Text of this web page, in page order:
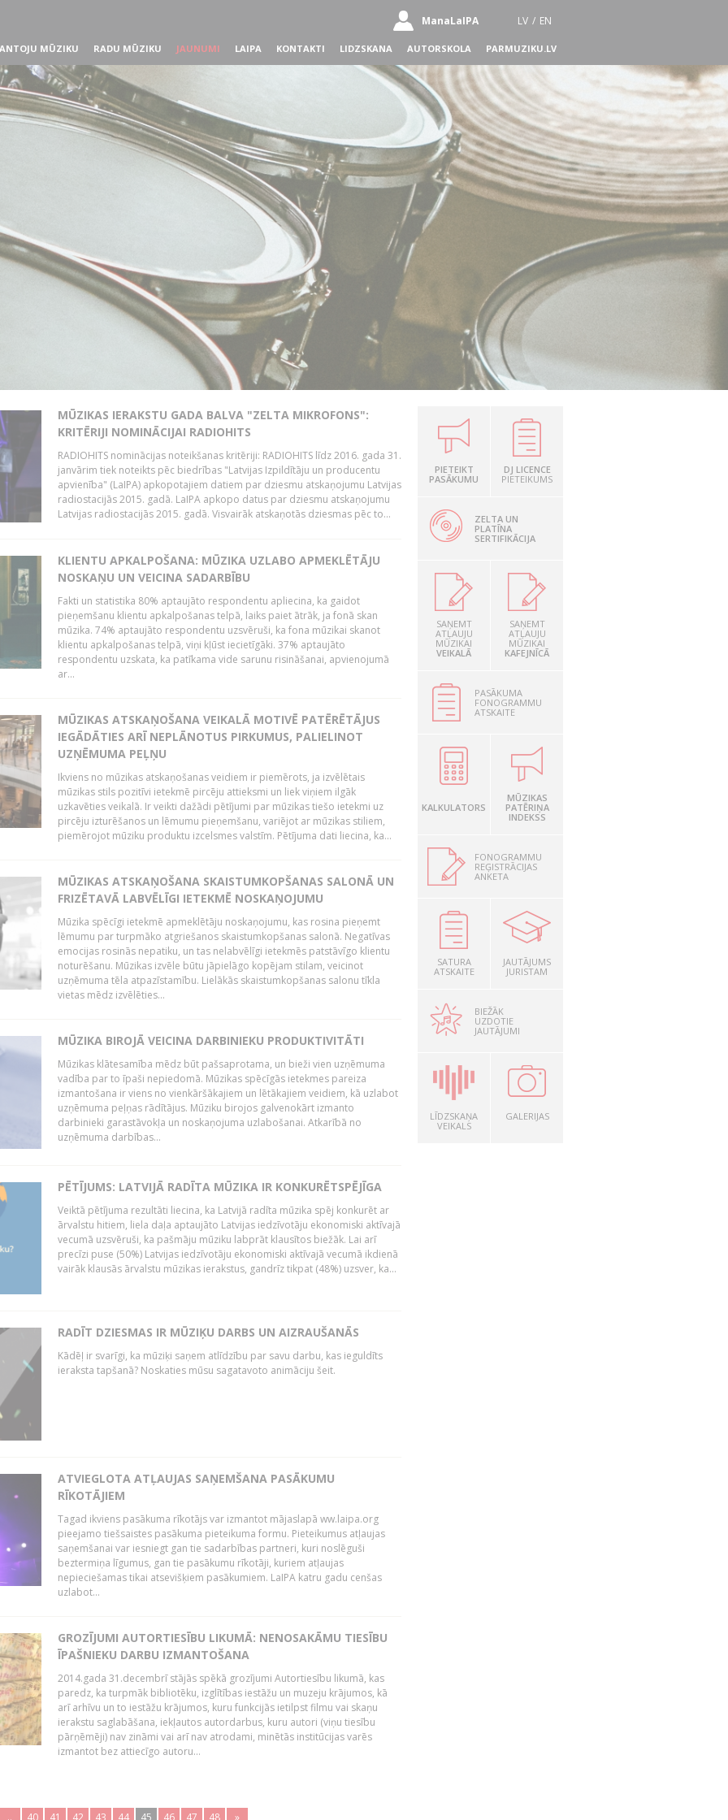
ManaLaIPA LV / EN
MŪZIKU RADU MŪZIKU JAUNUMI LAIPA KONTAKTI LIDZSKANA AUTORSKOLA PARMUZIKU.LV
MŪZIKAS IERAKSTU GADA BALVA "ZELTA MIKROFONS":
KRITĒRIJI NOMINĀCIJAI RADIOHITS
RADIOHITS nominācijas noteikšanas kritēriji: RADIOHITS līdz 2016. gada 31.
janvārim tiek noteikts pēc biedrības "Latvijas Izpildītāju un producentu
apvienība" (LaIPA) apkopotajiem datiem par dziesmu atskaņojumu Latvijas
radiostacijās 2015. gadā. LaIPA apkopo datus par dziesmu atskaņojumu
Latvijas radiostacijās 2015. gadā. Visvairāk atskaņotās dziesmas pēc to...
KLIENTU APKALPOŠANA: MŪZIKA UZLABO APMEKLĒTĀJU
NOSKAŅU UN VEICINA SADARBĪBU
Fakti un statistika 80% aptaujāto respondentu apliecina, ka gaidot
pieņemšanu klientu apkalpošanas telpā, laiks paiet ātrāk, ja fonā skan
mūzika. 74% aptaujāto respondentu uzsvēruši, ka fona mūzikai skanot
klientu apkalpošanas telpā, viņi kļūst iecietīgāki. 37% aptaujāto
respondentu uzskata, ka patīkama vide sarunu risināšanai, apvienojumā
ar...
MŪZIKAS ATSKAŅOŠANA VEIKALĀ MOTIVĒ PATĒRĒTĀJUS
IEGĀDĀTIES ARĪ NEPLĀNOTUS PIRKUMUS, PALIELINOT
UZŅĒMUMA PEĻŅU
Ikviens no mūzikas atskaņošanas veidiem ir piemērots, ja izvēlētais
mūzikas stils pozitīvi ietekmē pircēju attieksmi un liek viņiem ilgāk
uzkavēties veikalā. Ir veikti dažādi pētījumi par mūzikas tiešo ietekmi uz
pircēju izturēšanos un lēmumu pieņemšanu, variējot ar mūzikas stiliem,
piemērojot mūziku produktu izcelsmes valstīm. Pētījuma dati liecina, ka...
MŪZIKAS ATSKAŅOŠANA SKAISTUMKOPŠANAS SALONĀ UN
FRIZĒTAVĀ LABVĒLĪGI IETEKMĒ NOSKAŅOJUMU
Mūzika spēcīgi ietekmē apmeklētāju noskaņojumu, kas rosina pieņemt
lēmumu par turpmāko atgriešanos skaistumkopšanas salonā. Negatīvas
emocijas rosinās nepatiku, un tas nelabvēlīgi ietekmēs patstāvīgo klientu
noturēšanu. Mūzikas izvēle būtu jāpielāgo kopējam stilam, veicinot
uzņēmuma tēla atpazīstamību. Lielākās skaistumkopšanas salonu tīkla
vietas mēdz izvēlēties...
MŪZIKA BIROJĀ VEICINA DARBINIEKU PRODUKTIVITĀTI
Mūzikas klātesamība mēdz būt pašsaprotama, un bieži vien uzņēmuma
vadība par to īpaši nepiedomā. Mūzikas spēcīgās ietekmes pareiza
izmantošana ir viens no vienkāršākajiem un lētākajiem veidiem, kā uzlabot
uzņēmuma peļņas rādītājus. Mūziku birojos galvenokārt izmanto
darbinieki garastāvokļa un noskaņojuma uzlabošanai. Atkarībā no
uzņēmuma darbības...
PĒTĪJUMS: LATVIJĀ RADĪTA MŪZIKA IR KONKURĒTSPĒJĪGA
Veiktā pētījuma rezultāti liecina, ka Latvijā radīta mūzika spēj konkurēt ar
ārvalstu hitiem, liela daļa aptaujāto Latvijas iedzīvotāju ekonomiski aktīvajā
vecumā uzsvēruši, ka pašmāju mūziku labprāt klausītos biežāk. Lai arī
precīzi puse (50%) Latvijas iedzīvotāju ekonomiski aktīvajā vecumā ikdienā
vairāk klausās ārvalstu mūzikas ierakstus, gandrīz tikpat (48%) uzsver, ka...
RADĪT DZIESMAS IR MŪZIĶU DARBS UN AIZRAUŠANĀS
Kādēļ ir svarīgi, ka mūziķi saņem atlīdzību par savu darbu, kas ieguldīts
ieraksta tapšanā? Noskaties mūsu sagatavoto animāciju šeit.
ATVIEGLOTA ATĻAUJAS SAŅEMŠANA PASĀKUMU
RĪKOTĀJIEM
Tagad ikviens pasākuma rīkotājs var izmantot mājaslapā ww.laipa.org
pieejamo tiešsaistes pasākuma pieteikuma formu. Pieteikumus atļaujas
saņemšanai var iesniegt gan tie sadarbības partneri, kuri noslēguši
beztermiņa līgumus, gan tie pasākumu rīkotāji, kuriem atļaujas
nepieciešamas tikai atsevišķiem pasākumiem. LaIPA katru gadu cenšas
uzlabot...
GROZĪJUMI AUTORTIESĪBU LIKUMĀ: NENOSAKĀMU TIESĪBU
ĪPAŠNIEKU DARBU IZMANTOŠANA
2014.gada 31.decembrī stājās spēkā grozījumi Autortiesību likumā, kas
paredz, ka turpmāk bibliotēku, izglītības iestāžu un muzeju krājumos, kā
arī arhīvu un to iestāžu krājumos, kuru funkcijās ietilpst filmu vai skaņu
ierakstu saglabāšana, iekļautos autordarbus, kuru autori (viņu tiesību
pārņēmēji) nav zināmi vai arī nav atrodami, minētās institūcijas varēs
izmantot bez attiecīgo autoru...
.. 40 41 42 43 44 45 46 47 48 »
PIETEIKT
PASĀKUMU
DJ LICENCE
PIETEIKUMS
ZELTA UN
PLATĪNA
SERTIFIKĀCIJA
SAŅEMT
ATĻAUJU
MŪZIKAI
VEIKALĀ
SAŅEMT
ATĻAUJU
MŪZIKAI
KAFEJNĪCĀ
PASĀKUMA
FONOGRAMMU
ATSKAITE
KALKULATORS
MŪZIKAS
PATĒRIŅA
INDEKSS
FONOGRAMMU
REĢISTRĀCIJAS
ANKETA
SATURA
ATSKAITE
JAUTĀJUMS
JURISTAM
BIEŽĀK
UZDOTIE
JAUTĀJUMI
LĪDZSKAŅA
VEIKALS
GALERIJAS